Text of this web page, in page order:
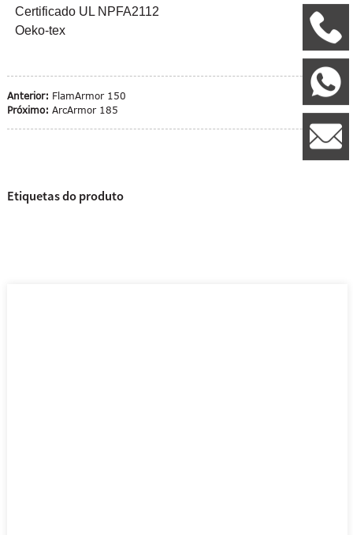
Certificado UL NPFA2112
Oeko-tex
Anterior: FlamArmor 150
Próximo: ArcArmor 185
Etiquetas do produto